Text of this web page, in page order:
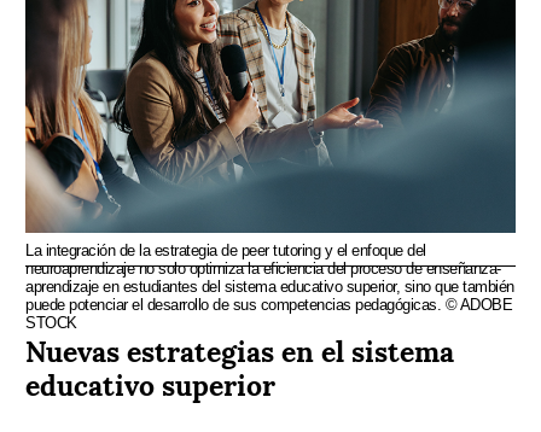
La integración de la estrategia de peer tutoring y el enfoque del
neuroaprendizaje no solo optimiza la eficiencia del proceso de enseñanza-
aprendizaje en estudiantes del sistema educativo superior, sino que también
puede potenciar el desarrollo de sus competencias pedagógicas. © ADOBE
STOCK
Nuevas estrategias en el sistema
educativo superior